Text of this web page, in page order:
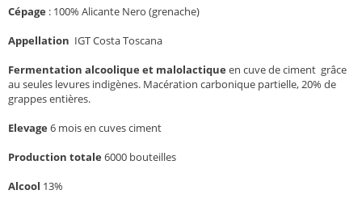
Cépage : 100% Alicante Nero (grenache)
Appellation IGT Costa Toscana
Fermentation alcoolique et malolactique en cuve de ciment grâce
au seules levures indigènes. Macération carbonique partielle, 20% de
grappes entières.
Elevage 6 mois en cuves ciment
Production totale 6000 bouteilles
Alcool 13%